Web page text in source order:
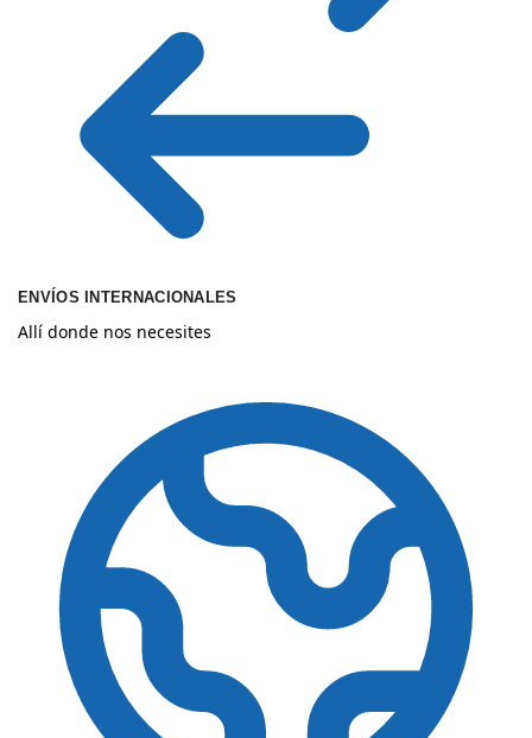
ENVÍOS INTERNACIONALES
Allí donde nos necesites